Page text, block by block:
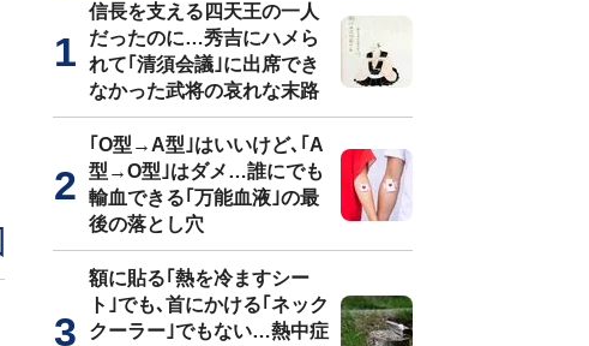
信長を支える四天王の一人
だったのに…秀吉にハメら
れて｢清須会議｣に出席でき
なかった武将の哀れな末路
｢O型→A型｣はいいけど､｢A
型→O型｣はダメ…誰にでも
輸血できる｢万能血液｣の最
後の落とし穴
額に貼る｢熱を冷ますシー
ト｣でも､首にかける｢ネック
クーラー｣でもない…熱中症